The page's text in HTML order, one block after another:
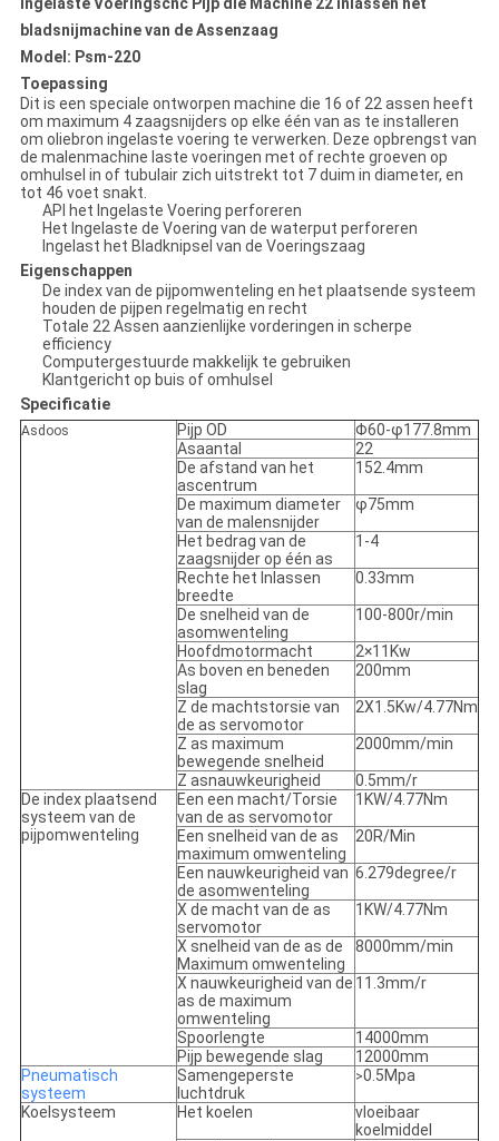
Ingelaste Voeringscnc Pijp die Machine 22 inlassen het
bladsnijmachine van de Assenzaag
Model: Psm-220
Toepassing
Dit is een speciale ontworpen machine die 16 of 22 assen heeft
om maximum 4 zaagsnijders op elke één van as te installeren
om oliebron ingelaste voering te verwerken. Deze opbrengst van
de malenmachine laste voeringen met of rechte groeven op
omhulsel in of tubulair zich uitstrekt tot 7 duim in diameter, en
tot 46 voet snakt.
API het Ingelaste Voering perforeren
Het Ingelaste de Voering van de waterput perforeren
Ingelast het Bladknipsel van de Voeringszaag
Eigenschappen
De index van de pijpomwenteling en het plaatsende systeem
houden de pijpen regelmatig en recht
Totale 22 Assen aanzienlijke vorderingen in scherpe
efficiency
Computergestuurde makkelijk te gebruiken
Klantgericht op buis of omhulsel
Specificatie
Asdoos Pijp OD
Φ60-φ177.8mm
Asaantal
22
De afstand van het
ascentrum
152.4mm
De maximum diameter
van de malensnijder
φ75mm
Het bedrag van de
zaagsnijder op één as
1-4
Rechte het Inlassen
breedte
0.33mm
De snelheid van de
asomwenteling
100-800r/min
Hoofdmotormacht
2×11Kw
As boven en beneden
slag
200mm
Z de machtstorsie van
de as servomotor
2X1.5Kw/4.77Nm
Z as maximum
bewegende snelheid
2000mm/min
Z asnauwkeurigheid
0.5mm/r
De index plaatsend
systeem van de
pijpomwenteling
Een een macht/Torsie
van de as servomotor
1KW/4.77Nm
Een snelheid van de as
maximum omwenteling
20R/Min
Een nauwkeurigheid van
de asomwenteling
6.279degree/r
X de macht van de as
servomotor
1KW/4.77Nm
X snelheid van de as de
Maximum omwenteling
8000mm/min
X nauwkeurigheid van de
as de maximum
omwenteling
11.3mm/r
Spoorlengte
14000mm
Pijp bewegende slag
12000mm
Pneumatisch
systeem
Samengeperste
luchtdruk
>0.5Mpa
Koelsysteem Het koelen
vloeibaar
koelmiddel